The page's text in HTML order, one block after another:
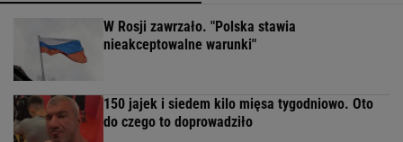
W Rosji zawrzało. "Polska stawia
nieakceptowalne warunki"
150 jajek i siedem kilo mięsa tygodniowo. Oto
do czego to doprowadziło